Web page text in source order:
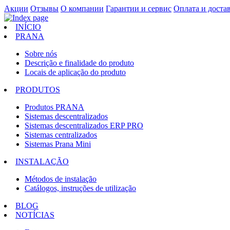
Акции Отзывы О компании Гарантии и сервис Оплата и
INÍCIO
PRANA
Sobre nós
Descrição e finalidade do produto
Locais de aplicação do produto
PRODUTOS
Produtos PRANA
Sistemas descentralizados
Sistemas descentralizados ERP PRO
Sistemas centralizados
Sistemas Prana Mini
INSTALAÇÃO
Métodos de instalação
Catálogos, instruções de utilização
BLOG
NOTÍCIAS